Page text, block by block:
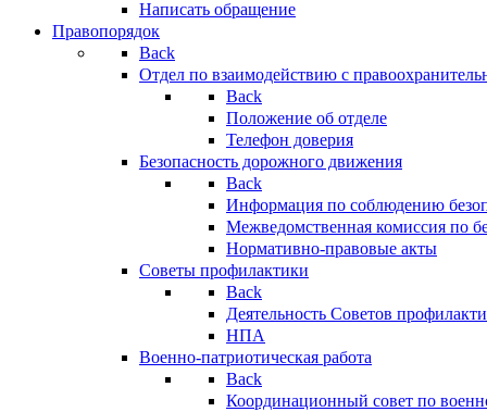
Написать обращение
Правопорядок
Back
Отдел по взаимодействию с
Back
Положение об отделе
Телефон доверия
Безопасность дорожного движения
Back
Информация по соблюдению
Межведомственная комиссия по
Нормативно-правовые акты
Советы профилактики
Back
Деятельность Советов
НПА
Военно-патриотическая работа
Back
Координационный совет по